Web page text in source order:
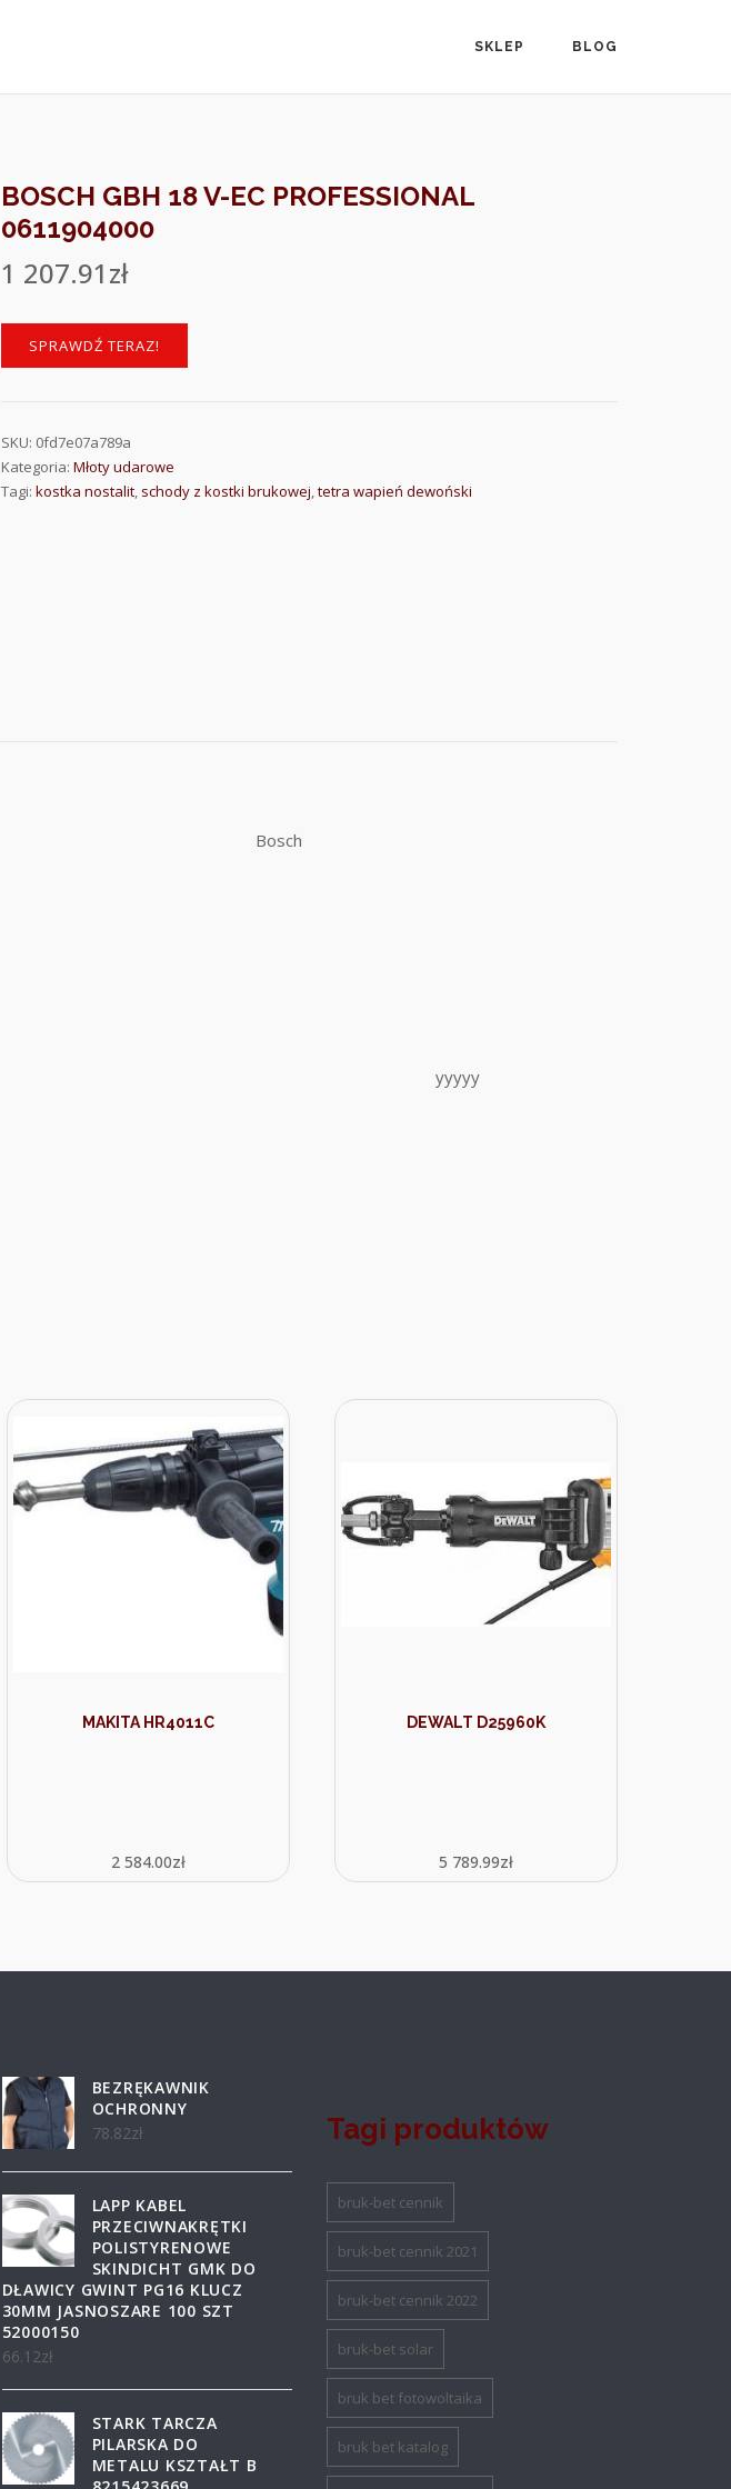
SKLEP BLOG
BOSCH GBH 18 V-EC PROFESSIONAL
0611904000
1 207.91zł
SPRAWDŹ TERAZ!
SKU: 0fd7e07a789a
Kategoria:Młoty udarowe
Tagi:kostka nostalit, schody z kostki brukowej,tetra wapień dewoński
Bosch
yyyyy
MAKITA HR4011C
2 584.00zł
DEWALT D25960K
5 789.99zł
BEZRĘKAWNIK
OCHRONNY
78.82zł
LAPP KABEL
PRZECIWNAKRĘTKI
POLISTYRENOWE
SKINDICHT GMK DO
DŁAWICY GWINT PG16 KLUCZ
30MM JASNOSZARE 100 SZT
52000150
66.12zł
STARK TARCZA
PILARSKA DO
METALU KSZTAŁT B
Tagi produktów
bruk-bet cennik
bruk-bet cennik 2021
bruk-bet cennik 2022
bruk-bet solar
bruk bet fotowoltaika
bruk bet katalog